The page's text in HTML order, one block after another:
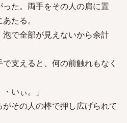
た。両手をその人の肩に置
たる。
で全部が見えないから余計
支えると、何の前触れもなく
いぃ。」
その人の棒で押し広げられて